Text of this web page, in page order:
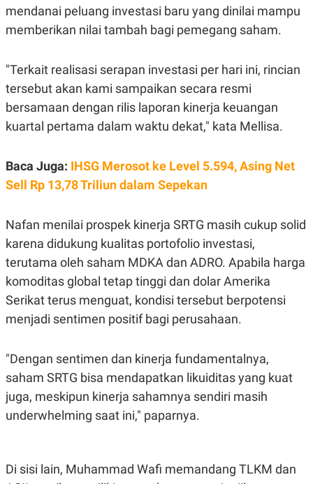
mendanai peluang investasi baru yang dinilai mampu
memberikan nilai tambah bagi pemegang saham.
"Terkait realisasi serapan investasi per hari ini, rincian
tersebut akan kami sampaikan secara resmi
bersamaan dengan rilis laporan kinerja keuangan
kuartal pertama dalam waktu dekat," kata Mellisa.
Baca Juga: IHSG Merosot ke Level 5.594, Asing Net
Sell Rp 13,78 Triliun dalam Sepekan
Nafan menilai prospek kinerja SRTG masih cukup solid
karena didukung kualitas portofolio investasi,
terutama oleh saham MDKA dan ADRO. Apabila harga
komoditas global tetap tinggi dan dolar Amerika
Serikat terus menguat, kondisi tersebut berpotensi
menjadi sentimen positif bagi perusahaan.
"Dengan sentimen dan kinerja fundamentalnya,
saham SRTG bisa mendapatkan likuiditas yang kuat
juga, meskipun kinerja sahamnya sendiri masih
underwhelming saat ini," paparnya.
Di sisi lain, Muhammad Wafi memandang TLKM dan